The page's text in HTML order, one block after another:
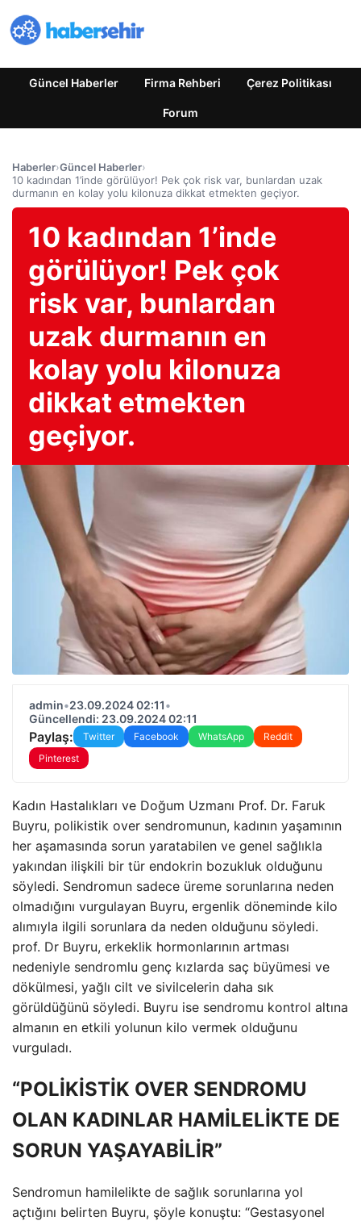
Güncel Haberler Firma Rehberi Çerez Politikası
Forum
Haberler›Güncel Haberler›
10 kadından 1’inde görülüyor! Pek çok risk var, bunlardan uzak
durmanın en kolay yolu kilonuza dikkat etmekten geçiyor.
10 kadından 1’inde
görülüyor! Pek çok
risk var, bunlardan
uzak durmanın en
kolay yolu kilonuza
dikkat etmekten
geçiyor.
admin•23.09.2024 02:11•
Güncellendi: 23.09.2024 02:11
Paylaş: Twitter Facebook WhatsApp
Reddit
Pinterest
Kadın Hastalıkları ve Doğum Uzmanı Prof. Dr. Faruk
Buyru, polikistik over sendromunun, kadının yaşamının
her aşamasında sorun yaratabilen ve genel sağlıkla
yakından ilişkili bir tür endokrin bozukluk olduğunu
söyledi. Sendromun sadece üreme sorunlarına neden
olmadığını vurgulayan Buyru, ergenlik döneminde kilo
alımıyla ilgili sorunlara da neden olduğunu söyledi.
prof. Dr Buyru, erkeklik hormonlarının artması
nedeniyle sendromlu genç kızlarda saç büyümesi ve
dökülmesi, yağlı cilt ve sivilcelerin daha sık
görüldüğünü söyledi. Buyru ise sendromu kontrol altına
almanın en etkili yolunun kilo vermek olduğunu
vurguladı.
“POLİKİSTİK OVER SENDROMU
OLAN KADINLAR HAMİLELİKTE DE
SORUN YAŞAYABİLİR”
Sendromun hamilelikte de sağlık sorunlarına yol
açtığını belirten Buyru, şöyle konuştu: “Gestasyonel